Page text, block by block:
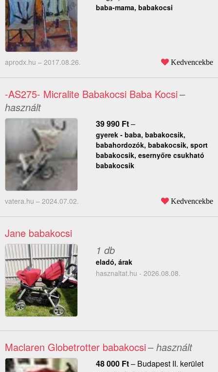
baba-mama, babakocsi
aprodx.hu – 2017.08.26. Kedvencekbe
-AS275- Micralite Babakocsi Baba Kocsi–
használt
39 990 Ft–
gyerek - baba, babakocsik,
babahordozók, babakocsik, sport
babakocsik, esernyőre csukható
babakocsik
vatera.hu – 2024.07.02. Kedvencekbe
Jane babakocsi
1 db
eladó, árak
hasznaltat.hu - 2026.08.08.
Maclaren Globetrotter babakocsi– használt
48 000 Ft– Budapest II. kerület